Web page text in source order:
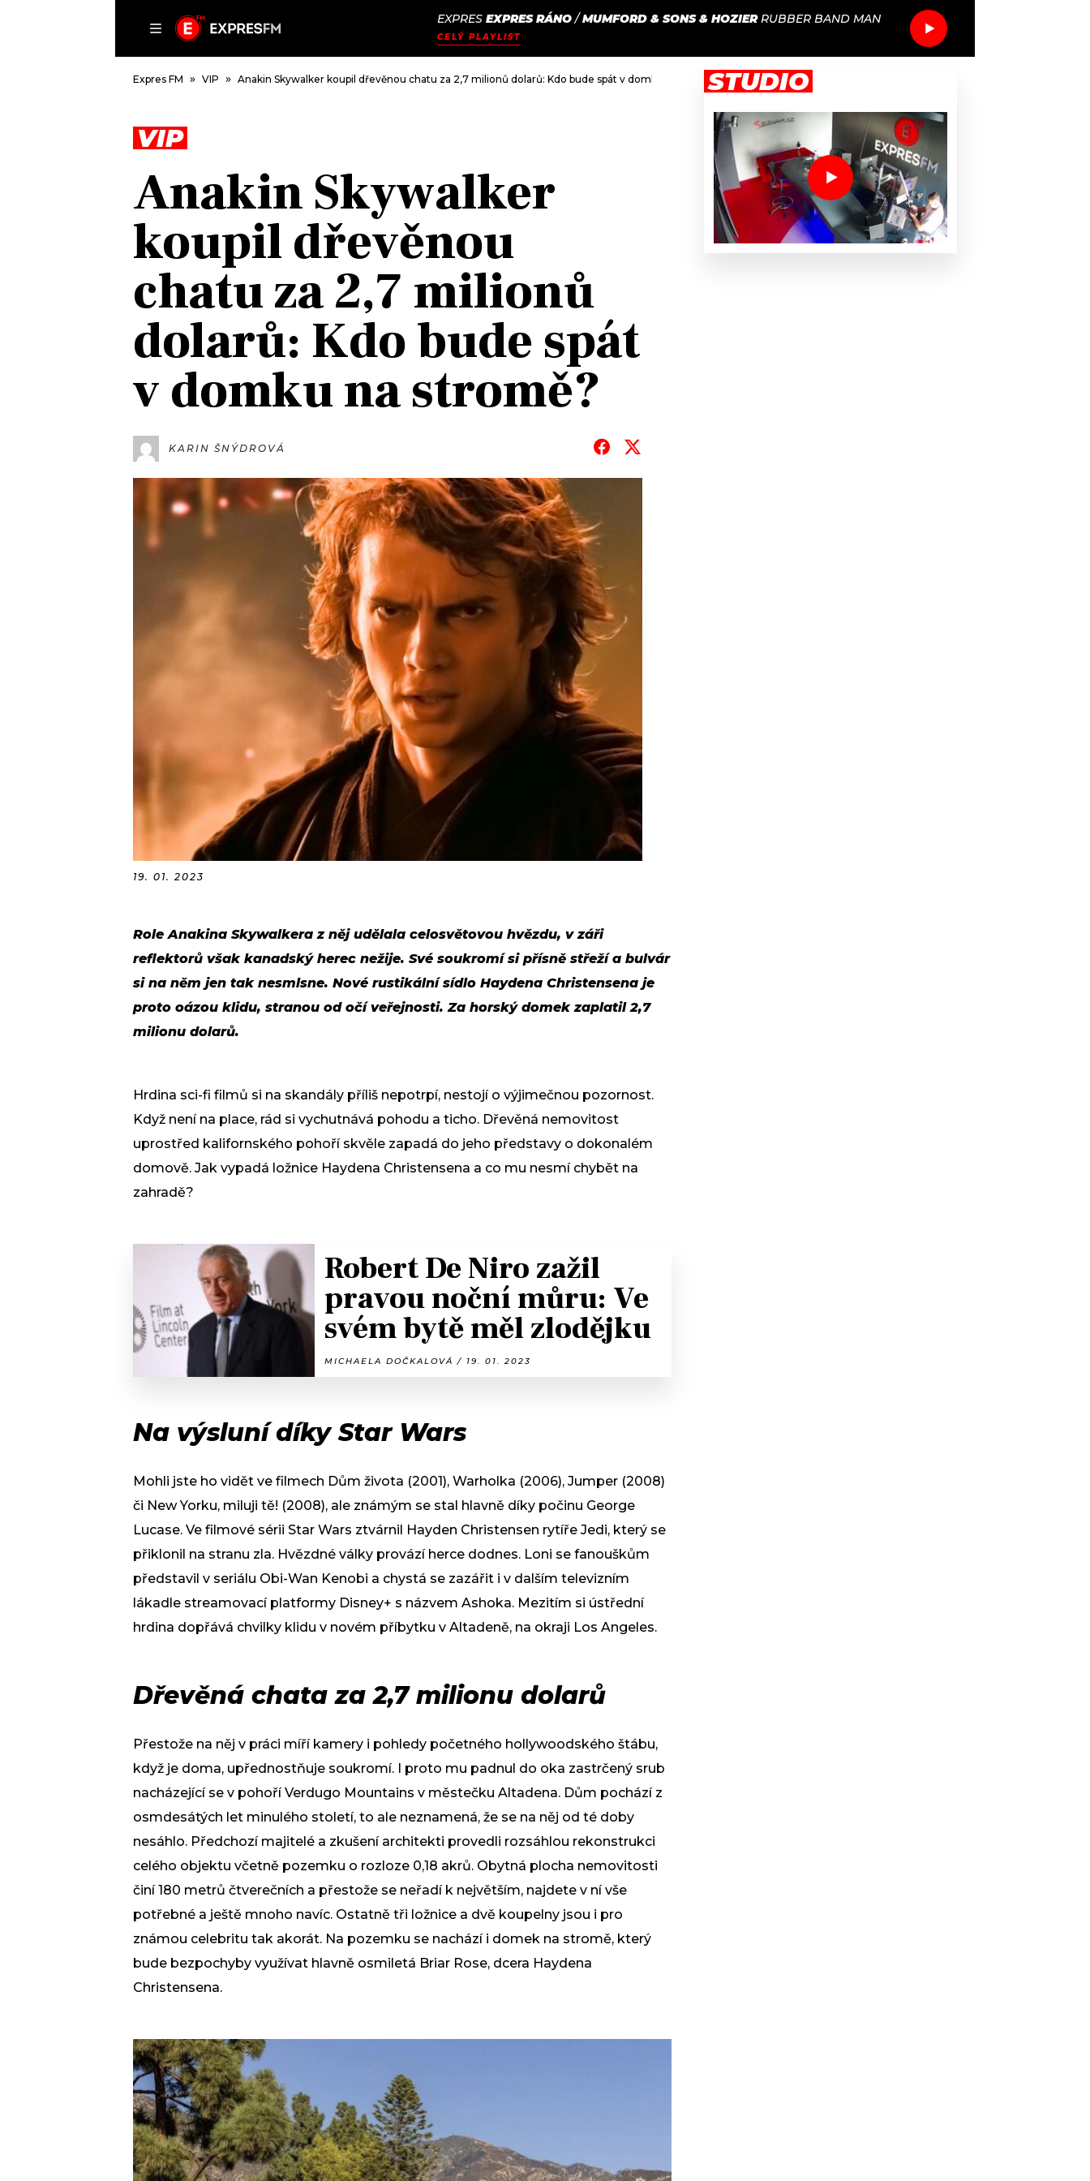
JAK
NALADIT
EXPRES EXPRES RÁNO/MUMFORD & SONS & HOZIER RUBBER BAND MAN
CELÝ PLAYLIST
DOMŮ
ČLÁNKY
HUDBA
ROZHOVORY
#NEBUDUDOMA
KALENDÁŘ
KVÍZY
TRENDY
MIX
OSTATNÍ
PODCASTY
JAK NALADIT
RÁDIO
PROGRAM
JAK NALADIT
Expres FM VIP Anakin Skywalker koupil dřevěnou chatu za 2,7 milionů dolarů: Kdo bude spát v domku na stromě?
VIP
Anakin Skywalker
koupil dřevěnou
chatu za 2,7 milionů
dolarů: Kdo bude spát
v domku na stromě?
KARIN ŠNÝDROVÁ
19. 01. 2023
Role Anakina Skywalkera z něj udělala celosvětovou hvězdu, v záři
reflektorů však kanadský herec nežije. Své soukromí si přísně střeží a bulvár
si na něm jen tak nesmlsne. Nové rustikální sídlo Haydena Christensena je
proto oázou klidu, stranou od očí veřejnosti. Za horský domek zaplatil 2,7
milionu dolarů.
Hrdina sci-fi filmů si na skandály příliš nepotrpí, nestojí o výjimečnou pozornost.
Když není na place, rád si vychutnává pohodu a ticho. Dřevěná nemovitost
uprostřed kalifornského pohoří skvěle zapadá do jeho představy o dokonalém
domově. Jak vypadá ložnice Haydena Christensena a co mu nesmí chybět na
zahradě?
Robert De Niro zažil
pravou noční můru: Ve
svém bytě měl zlodějku
MICHAELA DOČKALOVÁ / 19. 01. 2023
Na výsluní díky Star Wars
Mohli jste ho vidět ve filmech Dům života (2001), Warholka (2006), Jumper (2008)
či New Yorku, miluji tě! (2008), ale známým se stal hlavně díky počinu George
Lucase. Ve filmové sérii Star Wars ztvárnil Hayden Christensen rytíře Jedi, který se
přiklonil na stranu zla. Hvězdné války provází herce dodnes. Loni se fanouškům
představil v seriálu Obi-Wan Kenobi a chystá se zazářit i v dalším televizním
lákadle streamovací platformy Disney+ s názvem Ashoka. Mezitím si ústřední
hrdina dopřává chvilky klidu v novém příbytku v Altadeně, na okraji Los Angeles.
Dřevěná chata za 2,7 milionu dolarů
Přestože na něj v práci míří kamery i pohledy početného hollywoodského štábu,
když je doma, upřednostňuje soukromí. I proto mu padnul do oka zastrčený srub
nacházející se v pohoří Verdugo Mountains v městečku Altadena. Dům pochází z
osmdesátých let minulého století, to ale neznamená, že se na něj od té doby
nesáhlo. Předchozí majitelé a zkušení architekti provedli rozsáhlou rekonstrukci
celého objektu včetně pozemku o rozloze 0,18 akrů. Obytná plocha nemovitosti
činí 180 metrů čtverečních a přestože se neřadí k největším, najdete v ní vše
potřebné a ještě mnoho navíc. Ostatně tři ložnice a dvě koupelny jsou i pro
známou celebritu tak akorát. Na pozemku se nachází i domek na stromě, který
bude bezpochyby využívat hlavně osmiletá Briar Rose, dcera Haydena
Christensena.
STUDIO